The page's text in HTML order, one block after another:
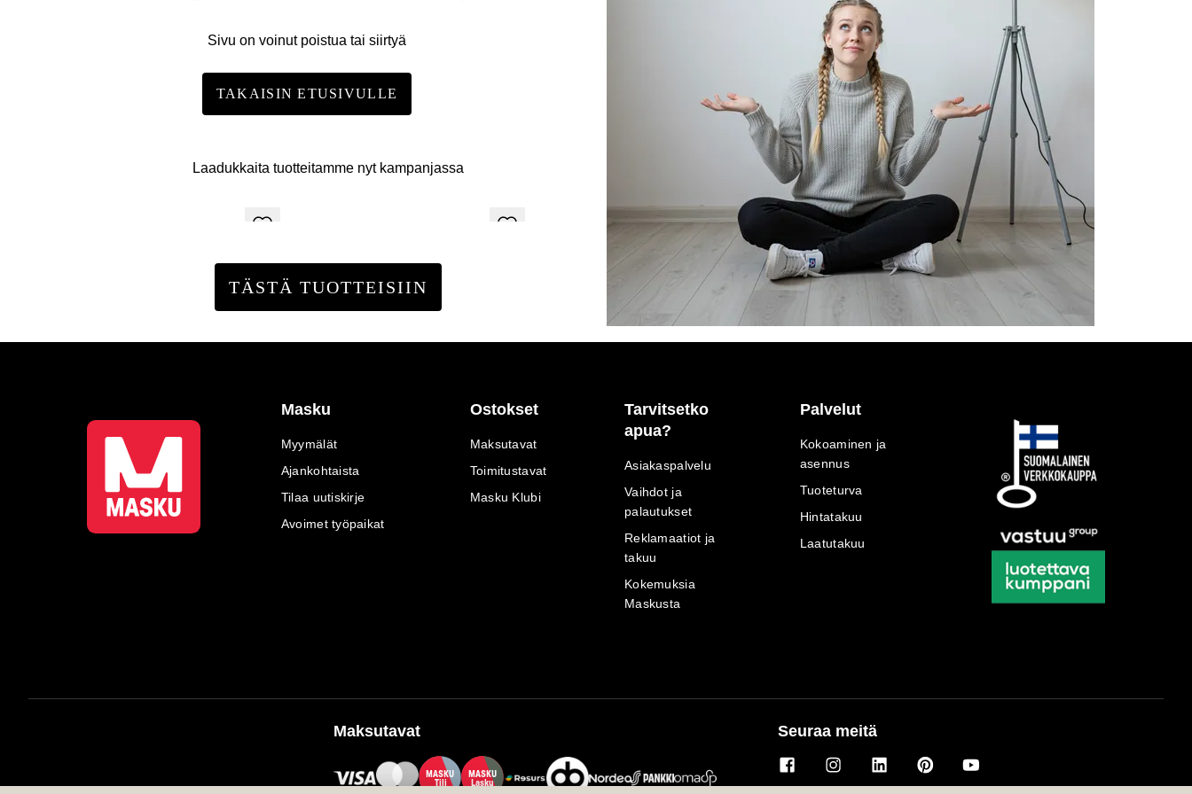
Sivu on voinut poistua tai siirtyä
TAKAISIN ETUSIVULLE
Laadukkaita tuotteitamme nyt kampanjassa
TÄSTÄ TUOTTEISIIN
Masku
Myymälät
Ajankohtaista
Tilaa uutiskirje
Avoimet työpaikat
Ostokset
Maksutavat
Toimitustavat
Masku Klubi
Tarvitsetko
apua?
Asiakaspalvelu
Vaihdot ja
palautukset
Reklamaatiot ja
takuu
Kokemuksia
Maskusta
Palvelut
Kokoaminen ja
asennus
Tuoteturva
Hintatakuu
Laatutakuu
Maksutavat
MASKU
Tili
MASKU
Lasku
Seuraa meitä